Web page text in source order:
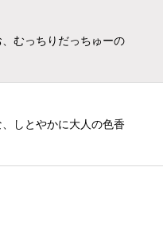
むっちりだっちゅーの
しとやかに大人の色香